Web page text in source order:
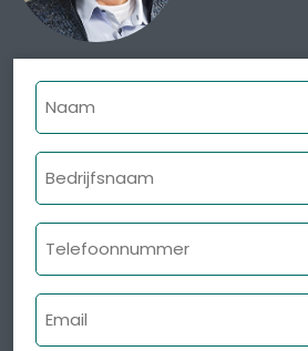
Naam
Bedrijfsnaam
Telefoonnummer
E-
mailadres